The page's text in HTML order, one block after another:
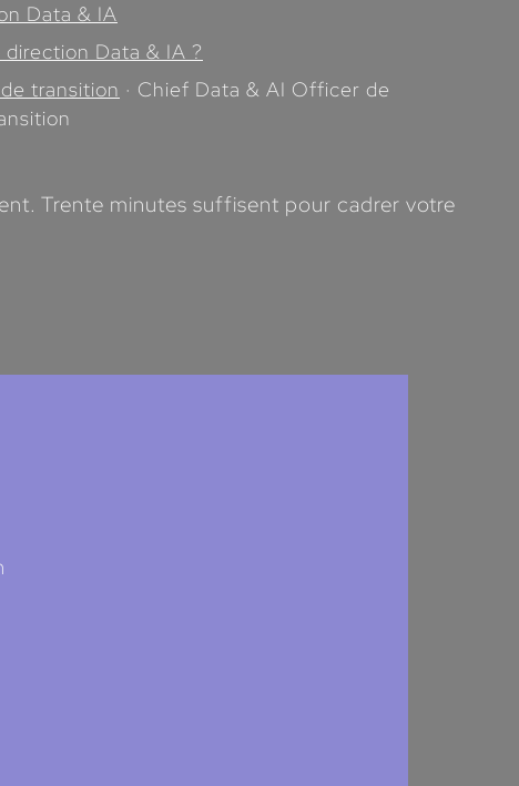
Data & IA
Data & IA ?
transition · Chief Data & AI Officer de
Trente minutes suffisent pour cadrer votre